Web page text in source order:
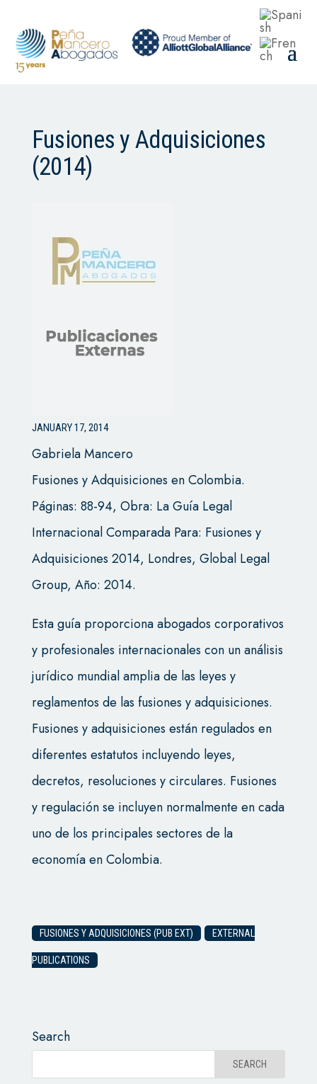
Fusiones y Adquisiciones
(2014)
JANUARY 17, 2014
Gabriela Mancero
Fusiones y Adquisiciones en Colombia.
Páginas: 88-94, Obra: La Guía Legal
Internacional Comparada Para: Fusiones y
Adquisiciones 2014, Londres, Global Legal
Group, Año: 2014.
Esta guía proporciona abogados corporativos
y profesionales internacionales con un análisis
jurídico mundial amplia de las leyes y
reglamentos de las fusiones y adquisiciones.
Fusiones y adquisiciones están regulados en
diferentes estatutos incluyendo leyes,
decretos, resoluciones y circulares. Fusiones
y regulación se incluyen normalmente en cada
uno de los principales sectores de la
economía en Colombia.
FUSIONES Y ADQUISICIONES (PUB EXT) EXTERNAL
PUBLICATIONS
Search